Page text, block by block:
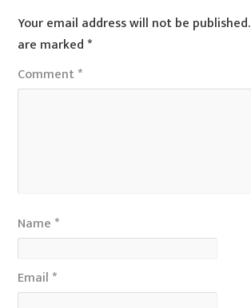
Your email address will not be published.
are marked*
Comment*
Name *
Email *